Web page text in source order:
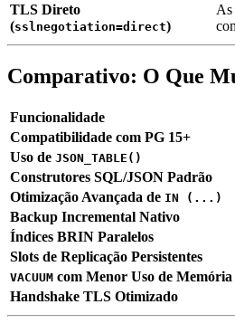
TLS Direto
(sslnegotiation=direct)
As
Comparativo: O Que
Funcionalidade
Compatibilidade com PG 15+
Uso de JSON_TABLE()
Construtores SQL/JSON Padrão
Otimização Avançada de IN (...)
Backup Incremental Nativo
Índices BRIN Paralelos
Slots de Replicação Persistentes
VACUUM com Menor Uso de Memória
Handshake TLS Otimizado